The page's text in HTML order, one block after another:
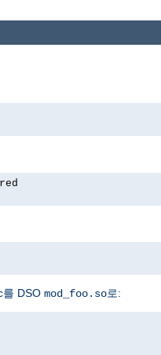
를 DSO mod_foo.so로: